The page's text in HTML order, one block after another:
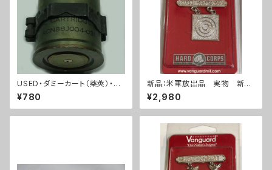
USED・ダミーカート（薬莢）・40
mmグレネードランチャー・ベル
トリンク付き(A0073)
¥780
新品：米軍放出品 実物 新
品 ライフルマークスマン 勲
章(A286)
¥2,980